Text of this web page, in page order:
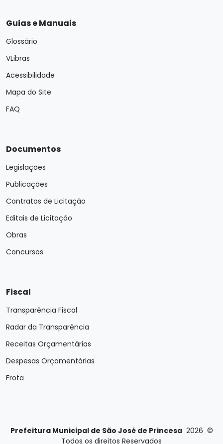
Guias e Manuais
Glossário
VLibras
Acessibilidade
Mapa do Site
FAQ
Documentos
Legislações
Publicações
Contratos de Licitação
Editais de Licitação
Obras
Concursos
Fiscal
Transparência Fiscal
Radar da Transparência
Receitas Orçamentárias
Despesas Orçamentárias
Frota
Prefeitura Municipal de São José de Princesa 2026 ©
Todos os direitos Reservados